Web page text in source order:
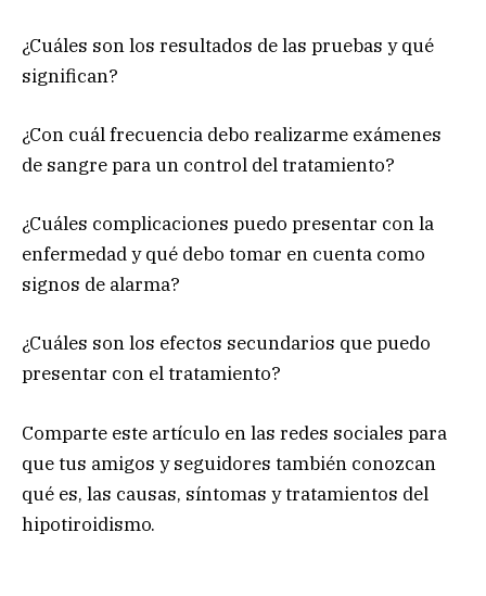
¿Cuáles son los resultados de las pruebas y qué
significan?
¿Con cuál frecuencia debo realizarme exámenes
de sangre para un control del tratamiento?
¿Cuáles complicaciones puedo presentar con la
enfermedad y qué debo tomar en cuenta como
signos de alarma?
¿Cuáles son los efectos secundarios que puedo
presentar con el tratamiento?
Comparte este artículo en las redes sociales para
que tus amigos y seguidores también conozcan
qué es, las causas, síntomas y tratamientos del
hipotiroidismo.